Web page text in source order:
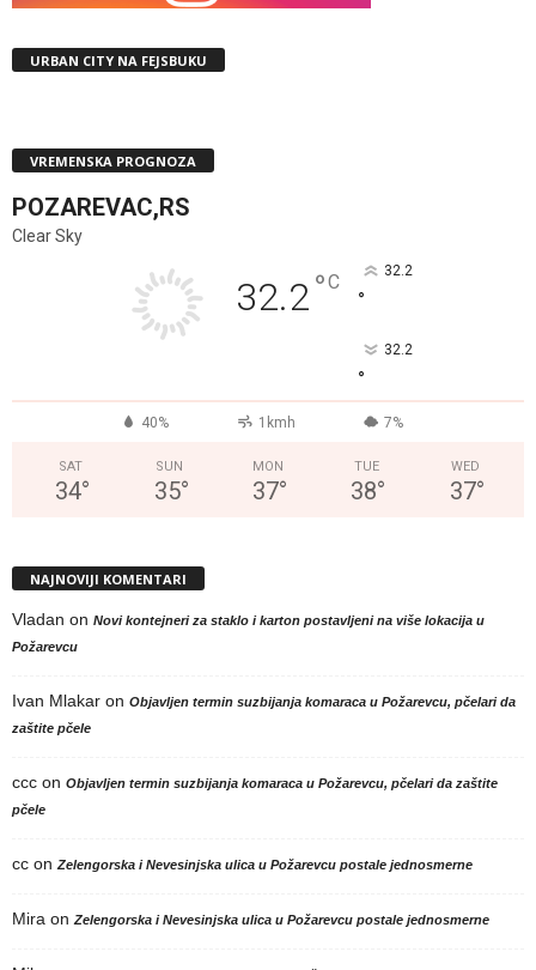
URBAN CITY NA FEJSBUKU
VREMENSKA PROGNOZA
POZAREVAC,RS
Clear Sky
32.2°C 32.2
°
32.2
°
40% 1kmh 7%
SAT
34°
SUN
35°
MON
37°
TUE
38°
WED
37°
NAJNOVIJI KOMENTARI
Vladan on Novi kontejneri za staklo i karton postavljeni na više lokacija u
Požarevcu
Ivan Mlakar on Objavljen termin suzbijanja komaraca u Požarevcu, pčelari da
zaštite pčele
ccc on Objavljen termin suzbijanja komaraca u Požarevcu, pčelari da zaštite
pčele
cc on Zelengorska i Nevesinjska ulica u Požarevcu postale jednosmerne
Mira on Zelengorska i Nevesinjska ulica u Požarevcu postale jednosmerne